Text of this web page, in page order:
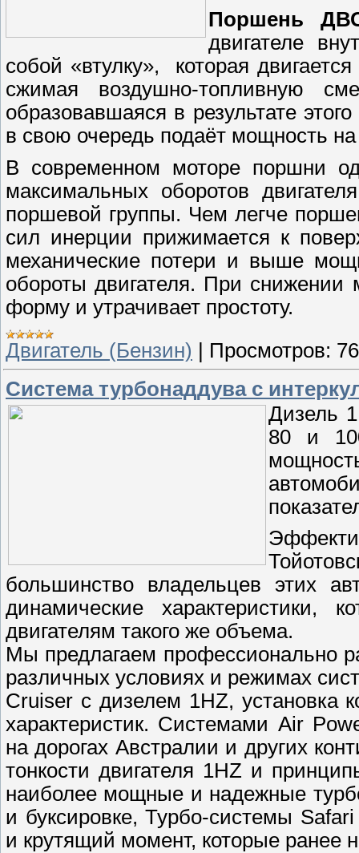
Поршень
двигателе
собой «втулку», которая
сжимая воздушно-топливную
образовавшаяся в результате
в свою очередь подаёт мощность
В современном моторе поршни
максимальных оборотов
поршевой группы. Чем легче
сил инерции прижимается к
механические потери и выше
обороты двигателя. При снижении
форму и утрачивает простоту.
Двигатель (Бензин) | Просмотров:
Система турбонаддува с
Дизель
80 и
большинство владельцев этих
динамические характеристики,
двигателям такого же объема.
Мы предлагаем профессионально
различных условиях и режимах
Сruiser с дизелем 1HZ, установка
характеристик. Системами Air
на дорогах Австралии и других
тонкости двигателя 1HZ и
наиболее мощные и надежные
и буксировке, Турбо-системы
и крутящий момент, которые ранее